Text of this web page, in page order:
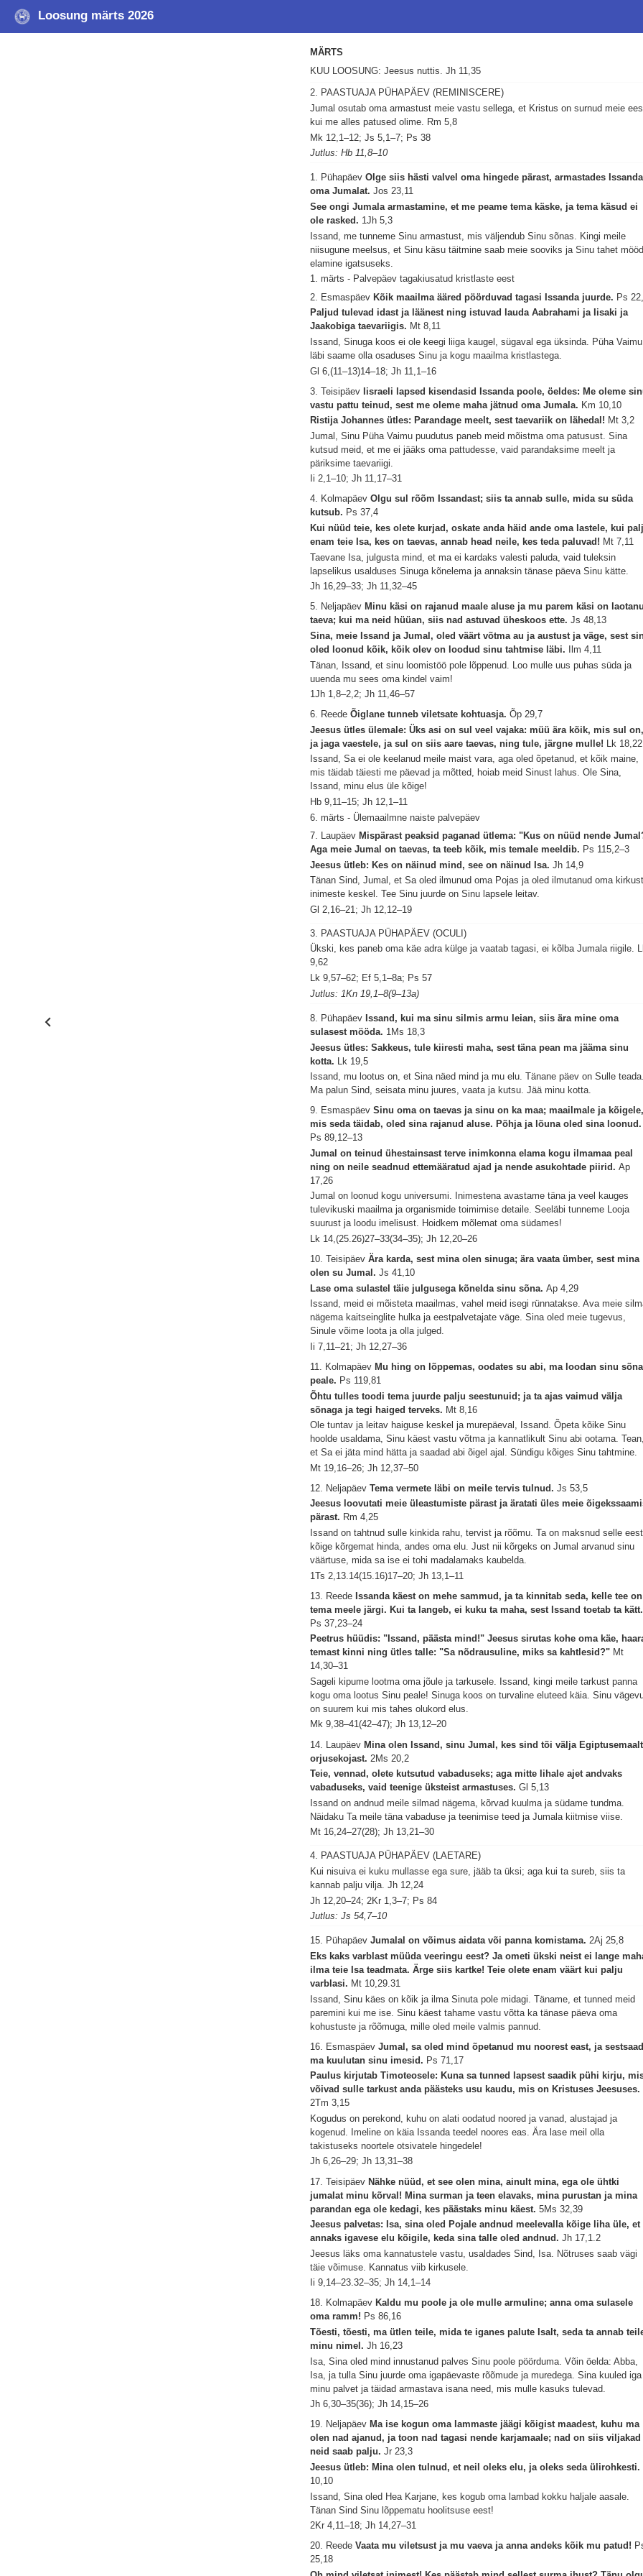
Loosung märts 2026
MÄRTS
KUU LOOSUNG: Jeesus nuttis.Jh 11,35
2. PAASTUAJA PÜHAPÄEV (REMINISCERE)
Jumal osutab oma armastust meie vastu sellega, et Kristus on surnud meie
kui me alles patused olime.
Rm 5,8
Mk 12,1–12; Js 5,1–7; Ps 38
Jutlus: Hb 11,8–10
1. PühapäevOlge siis hästi valvel oma hingede pärast, armastades
oma Jumalat.Jos 23,11
See ongi Jumala armastamine, et me peame tema käske, ja tema käsud ei
ole rasked. 1Jh 5,3
Issand, me tunneme Sinu armastust, mis väljendub Sinu sõnas. Kingi meile
niisugune meelsus, et Sinu käsu täitmine saab meie sooviks ja Sinu tahet
elamine igatsuseks.
1. märts - Palvepäev tagakiusatud kristlaste eest
2. EsmaspäevKõik maailma ääred pöörduvad tagasi Issanda juurde. Ps
Paljud tulevad idast ja läänest ning istuvad lauda Aabrahami ja Iisaki ja
Jaakobiga taevariigis. Mt 8,11
Issand, Sinuga koos ei ole keegi liiga kaugel, sügaval ega üksinda. Püha Vaimu
läbi saame olla osaduses Sinu ja kogu maailma kristlastega.
Gl 6,(11–13)14–18; Jh 11,1–16
3. TeisipäevIisraeli lapsed kisendasid Issanda poole, öeldes: Me oleme
vastu pattu teinud, sest me oleme maha jätnud oma Jumala. Km 10,10
Ristija Johannes ütles: Parandage meelt, sest taevariik on lähedal! Mt 3,2
Jumal, Sinu Püha Vaimu puudutus paneb meid mõistma oma patusust. Sina
kutsud meid, et me ei jääks oma pattudesse, vaid parandaksime meelt ja
päriksime taevariigi.
Ii 2,1–10; Jh 11,17–31
4. KolmapäevOlgu sul rõõm Issandast; siis ta annab sulle, mida su süda
kutsub. Ps 37,4
Kui nüüd teie, kes olete kurjad, oskate anda häid ande oma lastele, kui
enam teie Isa, kes on taevas, annab head neile, kes teda paluvad! Mt 7,11
Taevane Isa, julgusta mind, et ma ei kardaks valesti paluda, vaid tuleksin
lapselikus usalduses Sinuga kõnelema ja annaksin tänase päeva Sinu kätte.
Jh 16,29–33; Jh 11,32–45
5. Neljapäev Minu käsi on rajanud maale aluse ja mu parem käsi on
taeva; kui ma neid hüüan, siis nad astuvad üheskoos ette.Js 48,13
Sina, meie Issand ja Jumal, oled väärt võtma au ja austust ja väge, sest
oled loonud kõik, kõik olev on loodud sinu tahtmise läbi.
Ilm 4,11
Tänan, Issand, et sinu loomistöö pole lõppenud. Loo mulle uus puhas süda ja
uuenda mu sees oma kindel vaim!
1Jh 1,8–2,2; Jh 11,46–57
6. ReedeÕiglane tunneb viletsate kohtuasja.Õp 29,7
Jeesus ütles ülemale: Üks asi on sul veel vajaka: müü ära kõik, mis sul on,
ja jaga vaestele, ja sul on siis aare taevas, ning tule, järgne mulle!
Lk 18,22
Issand, Sa ei ole keelanud meile maist vara, aga oled õpetanud, et kõik maine,
mis täidab täiesti me päevad ja mõtted, hoiab meid Sinust lahus. Ole Sina,
Issand, minu elus üle kõige!
Hb 9,11–15; Jh 12,1–11
6. märts - Ülemaailmne naiste palvepäev
7. Laupäev Mispärast peaksid paganad ütlema: "Kus on nüüd nende
Aga meie Jumal on taevas, ta teeb kõik, mis temale meeldib. Ps 115,2–3
Jeesus ütleb: Kes on näinud mind, see on näinud Isa.Jh 14,9
Tänan Sind, Jumal, et Sa oled ilmunud oma Pojas ja oled ilmutanud oma kirkust
inimeste keskel. Tee Sinu juurde on Sinu lapsele leitav.
Gl 2,16–21; Jh 12,12–19
3. PAASTUAJA PÜHAPÄEV (OCULI)
Ükski, kes paneb oma käe adra külge ja vaatab tagasi, ei kõlba Jumala riigile.
9,62
Lk 9,57–62; Ef 5,1–8a; Ps 57
Jutlus: 1Kn 19,1–8(9–13a)
8. Pühapäev Issand, kui ma sinu silmis armu leian, siis ära mine oma
sulasest mööda. 1Ms 18,3
Jeesus ütles: Sakkeus, tule kiiresti maha, sest täna pean ma jääma sinu
kotta. Lk 19,5
Issand, mu lootus on, et Sina näed mind ja mu elu. Tänane päev on Sulle teada.
Ma palun Sind, seisata minu juures, vaata ja kutsu. Jää minu kotta.
9. EsmaspäevSinu oma on taevas ja sinu on ka maa; maailmale ja kõigele,
mis seda täidab, oled sina rajanud aluse. Põhja ja lõuna oled sina loonud.
Ps 89,12–13
Jumal on teinud ühestainsast terve inimkonna elama kogu ilmamaa peal
ning on neile seadnud ettemääratud ajad ja nende asukohtade piirid.Ap
17,26
Jumal on loonud kogu universumi. Inimestena avastame täna ja veel kauges
tulevikuski maailma ja organismide toimimise detaile. Seeläbi tunneme Looja
suurust ja loodu imelisust. Hoidkem mõlemat oma südames!
Lk 14,(25.26)27–33(34–35); Jh 12,20–26
10. TeisipäevÄra karda, sest mina olen sinuga; ära vaata ümber, sest mina
olen su Jumal.Js 41,10
Lase oma sulastel täie julgusega kõnelda sinu sõna.Ap 4,29
Issand, meid ei mõisteta maailmas, vahel meid isegi rünnatakse. Ava meie
nägema kaitseinglite hulka ja eestpalvetajate väge. Sina oled meie tugevus,
Sinule võime loota ja olla julged.
Ii 7,11–21; Jh 12,27–36
11. Kolmapäev Mu hing on lõppemas, oodates su abi, ma loodan sinu sõna
peale. Ps 119,81
Õhtu tulles toodi tema juurde palju seestunuid; ja ta ajas vaimud välja
sõnaga ja tegi haiged terveks. Mt 8,16
Ole tuntav ja leitav haiguse keskel ja murepäeval, Issand. Õpeta kõike Sinu
hoolde usaldama, Sinu käest vastu võtma ja kannatlikult Sinu abi ootama. Tean,
et Sa ei jäta mind hätta ja saadad abi õigel ajal. Sündigu kõiges Sinu tahtmine.
Mt 19,16–26; Jh 12,37–50
12. NeljapäevTema vermete läbi on meile tervis tulnud.Js 53,5
Jeesus loovutati meie üleastumiste pärast ja äratati üles meie
pärast. Rm 4,25
Issand on tahtnud sulle kinkida rahu, tervist ja rõõmu. Ta on maksnud selle eest
kõige kõrgemat hinda, andes oma elu. Just nii kõrgeks on Jumal arvanud sinu
väärtuse, mida sa ise ei tohi madalamaks kaubelda.
1Ts 2,13.14(15.16)17–20; Jh 13,1–11
13. ReedeIssanda käest on mehe sammud, ja ta kinnitab seda, kelle tee on
tema meele järgi. Kui ta langeb, ei kuku ta maha, sest Issand toetab ta kätt.
Ps 37,23–24
Peetrus hüüdis: "Issand, päästa mind!" Jeesus sirutas kohe oma käe,
temast kinni ning ütles talle: "Sa nõdrausuline, miks sa kahtlesid?" Mt
14,30–31
Sageli kipume lootma oma jõule ja tarkusele. Issand, kingi meile tarkust panna
kogu oma lootus Sinu peale! Sinuga koos on turvaline eluteed käia. Sinu
on suurem kui mis tahes olukord elus.
Mk 9,38–41(42–47); Jh 13,12–20
14. LaupäevMina olen Issand, sinu Jumal, kes sind tõi välja
orjusekojast. 2Ms 20,2
Teie, vennad, olete kutsutud vabaduseks; aga mitte lihale ajet andvaks
vabaduseks, vaid teenige üksteist armastuses.Gl 5,13
Issand on andnud meile silmad nägema, kõrvad kuulma ja südame tundma.
Näidaku Ta meile täna vabaduse ja teenimise teed ja Jumala kiitmise viise.
Mt 16,24–27(28); Jh 13,21–30
4. PAASTUAJA PÜHAPÄEV (LAETARE)
Kui nisuiva ei kuku mullasse ega sure, jääb ta üksi; aga kui ta sureb, siis ta
kannab palju vilja.Jh 12,24
Jh 12,20–24; 2Kr 1,3–7; Ps 84
Jutlus: Js 54,7–10
15. PühapäevJumalal on võimus aidata või panna komistama.2Aj 25,8
Eks kaks varblast müüda veeringu eest? Ja ometi ükski neist ei lange
ilma teie Isa teadmata. Ärge siis kartke! Teie olete enam väärt kui palju
varblasi. Mt 10,29.31
Issand, Sinu käes on kõik ja ilma Sinuta pole midagi. Täname, et tunned meid
paremini kui me ise. Sinu käest tahame vastu võtta ka tänase päeva oma
kohustuste ja rõõmuga, mille oled meile valmis pannud.
16. EsmaspäevJumal, sa oled mind õpetanud mu noorest east, ja
ma kuulutan sinu imesid. Ps 71,17
Paulus kirjutab Timoteosele: Kuna sa tunned lapsest saadik pühi kirju,
võivad sulle tarkust anda päästeks usu kaudu, mis on Kristuses Jeesuses.
2Tm 3,15
Kogudus on perekond, kuhu on alati oodatud noored ja vanad, alustajad ja
kogenud. Imeline on käia Issanda teedel noores eas. Ära lase meil olla
takistuseks noortele otsivatele hingedele!
Jh 6,26–29; Jh 13,31–38
17. TeisipäevNähke nüüd, et see olen mina, ainult mina, ega ole ühtki
jumalat minu kõrval! Mina surman ja teen elavaks, mina purustan ja mina
parandan ega ole kedagi, kes päästaks minu käest.5Ms 32,39
Jeesus palvetas: Isa, sina oled Pojale andnud meelevalla kõige liha üle, et
annaks igavese elu kõigile, keda sina talle oled andnud.Jh 17,1.2
Jeesus läks oma kannatustele vastu, usaldades Sind, Isa. Nõtruses saab vägi
täie võimuse. Kannatus viib kirkusele.
Ii 9,14–23.32–35; Jh 14,1–14
18. Kolmapäev Kaldu mu poole ja ole mulle armuline; anna oma sulasele
oma ramm! Ps 86,16
Tõesti, tõesti, ma ütlen teile, mida te iganes palute Isalt, seda ta annab
minu nimel.Jh 16,23
Isa, Sina oled mind innustanud palves Sinu poole pöörduma. Võin öelda: Abba,
Isa, ja tulla Sinu juurde oma igapäevaste rõõmude ja muredega. Sina kuuled iga
minu palvet ja täidad armastava isana need, mis mulle kasuks tulevad.
Jh 6,30–35(36); Jh 14,15–26
19. Neljapäev Ma ise kogun oma lammaste jäägi kõigist maadest, kuhu ma
olen nad ajanud, ja toon nad tagasi nende karjamaale; nad on siis viljakad
neid saab palju.Jr 23,3
Jeesus ütleb: Mina olen tulnud, et neil oleks elu, ja oleks seda ülirohkesti.
10,10
Issand, Sina oled Hea Karjane, kes kogub oma lambad kokku haljale aasale.
Tänan Sind Sinu lõppematu hoolitsuse eest!
2Kr 4,11–18; Jh 14,27–31
20. ReedeVaata mu viletsust ja mu vaeva ja anna andeks kõik mu patud!
25,18